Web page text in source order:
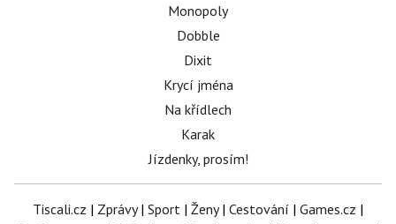
Monopoly
Dobble
Dixit
Krycí jména
Na křídlech
Karak
Jízdenky, prosím!
Tiscali.cz | Zprávy| Sport | Ženy| Cestování | Games.cz |